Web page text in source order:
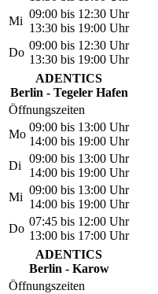
Mi
09:00 bis 12:30 Uhr
13:30 bis 19:00 Uhr
Do
09:00 bis 12:30 Uhr
13:30 bis 19:00 Uhr
ADENTICS
Berlin - Tegeler Hafen
Öffnungszeiten
Mo
09:00 bis 13:00 Uhr
14:00 bis 19:00 Uhr
Di
09:00 bis 13:00 Uhr
14:00 bis 19:00 Uhr
Mi
09:00 bis 13:00 Uhr
14:00 bis 19:00 Uhr
Do
07:45 bis 12:00 Uhr
13:00 bis 17:00 Uhr
ADENTICS
Berlin - Karow
Öffnungszeiten